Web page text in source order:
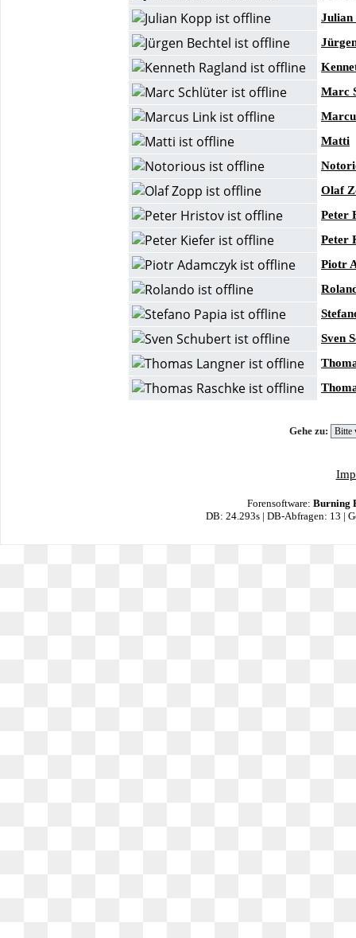
Julian
Marc
Matti
Olaf
Peter
Peter
Piotr
Sven
Gehe zu:
Forensoftware: Burning
DB: 24.293s | DB-Abfragen: 13 |